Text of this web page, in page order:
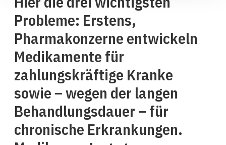
Probleme: Erstens,
Pharmakonzerne entwickeln
Medikamente für
zahlungskräftige Kranke
sowie – wegen der langen
Behandlungsdauer – für
chronische Erkrankungen.